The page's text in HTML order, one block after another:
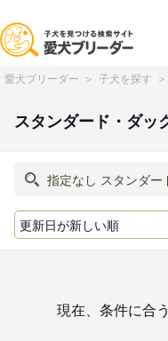
愛犬ブリーダー 子犬を探す
スタンダード・ダッ
現在、条件に合